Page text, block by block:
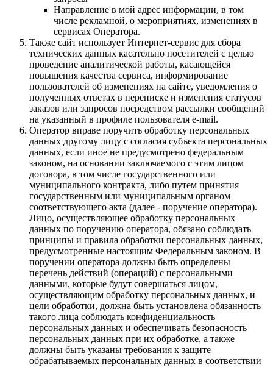
Направление в мой адрес информации, в том
числе рекламной, о мероприятиях, изменениях в
сервисах Оператора.
Также сайт использует Интернет-сервис для сбора
технических данных касательно посетителей с целью
проведение аналитической работы, касающейся
повышения качества сервиса, информирование
пользователей об изменениях на сайте, уведомления о
полученных ответах в переписке и изменения статусов
заказов или запросов посредством рассылки сообщений
на указанный в профиле пользователя e-mail.
Оператор вправе поручить обработку персональных
данных другому лицу с согласия субъекта персональных
данных, если иное не предусмотрено федеральным
законом, на основании заключаемого с этим лицом
договора, в том числе государственного или
муниципального контракта, либо путем принятия
государственным или муниципальным органом
соответствующего акта (далее - поручение оператора).
Лицо, осуществляющее обработку персональных
данных по поручению оператора, обязано соблюдать
принципы и правила обработки персональных данных,
предусмотренные настоящим Федеральным законом. В
поручении оператора должны быть определены
перечень действий (операций) с персональными
данными, которые будут совершаться лицом,
осуществляющим обработку персональных данных, и
цели обработки, должна быть установлена обязанность
такого лица соблюдать конфиденциальность
персональных данных и обеспечивать безопасность
персональных данных при их обработке, а также
должны быть указаны требования к защите
обрабатываемых персональных данных в соответствии